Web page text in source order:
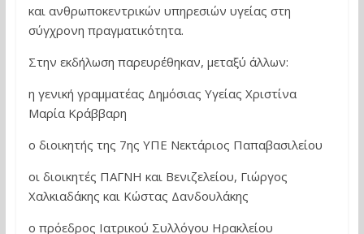
και ανθρωποκεντρικών υπηρεσιών υγείας στη
σύγχρονη πραγματικότητα.
Στην εκδήλωση παρευρέθηκαν, μεταξύ άλλων:
η γενική γραμματέας Δημόσιας Υγείας Χριστίνα
Μαρία Κράββαρη
ο διοικητής της 7ης ΥΠΕ Νεκτάριος Παπαβασιλείου
οι διοικητές ΠΑΓΝΗ και Βενιζελείου, Γιώργος
Χαλκιαδάκης και Κώστας Δανδουλάκης
ο πρόεδρος Ιατρικού Συλλόγου Ηρακλείου